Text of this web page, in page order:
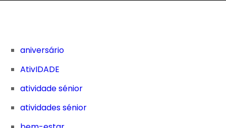
aniversário
AtivIDADE
atividade sénior
atividades sénior